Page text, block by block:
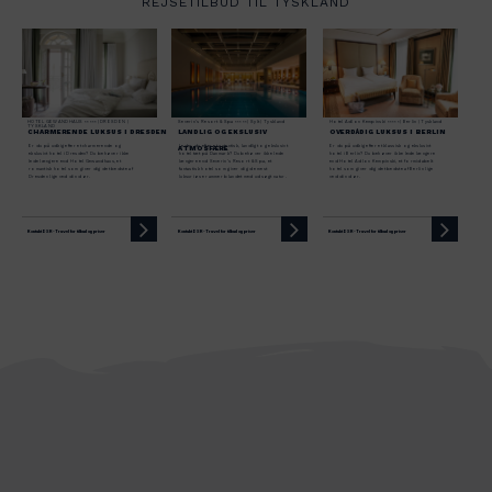
Tyskland
HOTEL GEWANDHAUS ⭑⭑⭑⭑⭑| DRESDEN |
TYSKLAND
CHARMERENDE LUKSUS I DRESDEN
Er du på udkig efter et charmerende og
ekslusivt hotel i Dresden? Du behøver ikke
lede længere end Hotel Gewandhaus, et
romantisk hotel som giver dig det bedste af
Dresden lige ved din dør.
Kontakt DSR-Travel for tilbud og priser
Er du på udkig efter et klassisk og ekslusivt
hotel i Berlin? Du behøver ikke lede længere
end Hotel Adlon Kempinski, et formidabelt
hotel som giver dig det bedste af Berlin lige
ved din dør.
OVERDÅDIG LUKSUS I BERLIN
Hotel Adlon Kempinski ⭑⭑⭑⭑⭑| Berlin | Tyskland
Kontakt DSR-Travel for tilbud og priser
Severin's Resort & Spa ⭑⭑⭑⭑⭑| Sylt | Tyskland
LANDLIG OG EKSLUSIV
ATMOSFÆRE
Leder du efter et autentisk, landligt og ekslusivt
hotel tæt på Danmark? Du behøver ikke lede
længere end Severin's Resort & Spa, et
fantastisk hotel som giver dig de mest
luksuriøse rammer blandet med udsøgt natur.
Kontakt DSR-Travel for tilbud og priser